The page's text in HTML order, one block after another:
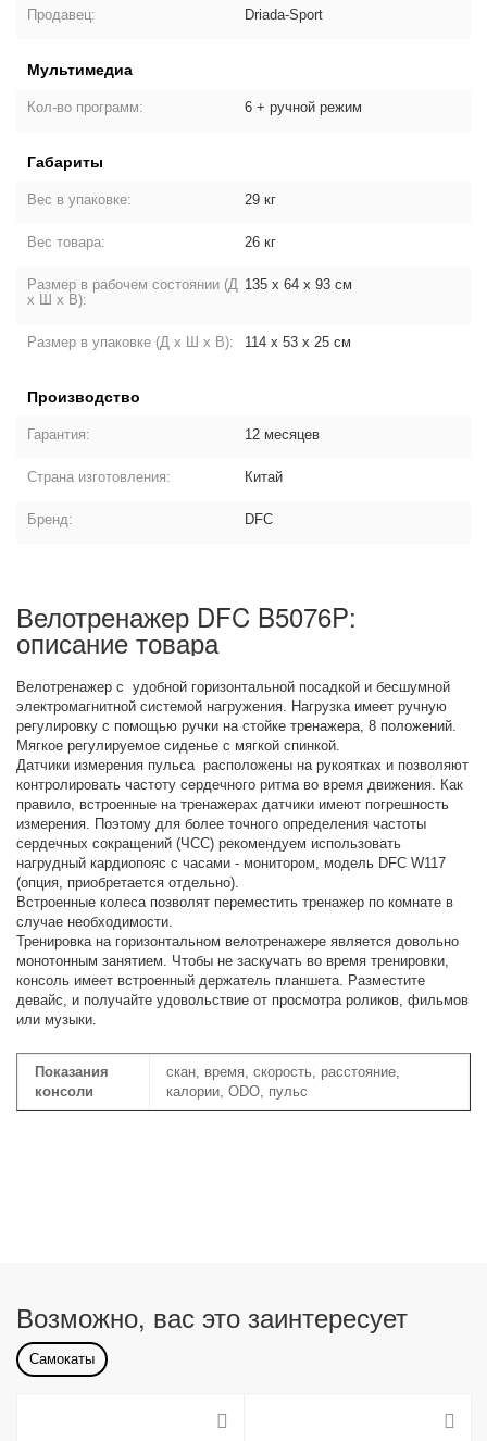
Продавец: Driada-Sport
Мультимедиа
Кол-во программ: 6 + ручной режим
Габариты
Вес в упаковке: 29 кг
Вес товара: 26 кг
Размер в рабочем состоянии (Д
х Ш х В):
135 х 64 х 93 см
Размер в упаковке (Д х Ш х В): 114 х 53 х 25 см
Производство
Гарантия: 12 месяцев
Страна изготовления: Китай
Бренд: DFC
Велотренажер DFC B5076P:
описание товара
Велотренажер с удобной горизонтальной посадкой и бесшумной
электромагнитной системой нагружения. Нагрузка имеет ручную
регулировку с помощью ручки на стойке тренажера, 8 положений.
Мягкое регулируемое сиденье с мягкой спинкой.
Датчики измерения пульса расположены на рукоятках и позволяют
контролировать частоту сердечного ритма во время движения. Как
правило, встроенные на тренажерах датчики имеют погрешность
измерения. Поэтому для более точного определения частоты
сердечных сокращений (ЧСС) рекомендуем использовать
нагрудный кардиопояс с часами - монитором, модель DFC W117
(опция, приобретается отдельно).
Встроенные колеса позволят переместить тренажер по комнате в
случае необходимости.
Тренировка на горизонтальном велотренажере является довольно
монотонным занятием. Чтобы не заскучать во время тренировки,
консоль имеет встроенный держатель планшета. Разместите
девайс, и получайте удовольствие от просмотра роликов, фильмов
или музыки.
Показания
консоли
скан, время, скорость, расстояние,
калории, ODO, пульс
Возможно, вас это заинтересует
Самокаты